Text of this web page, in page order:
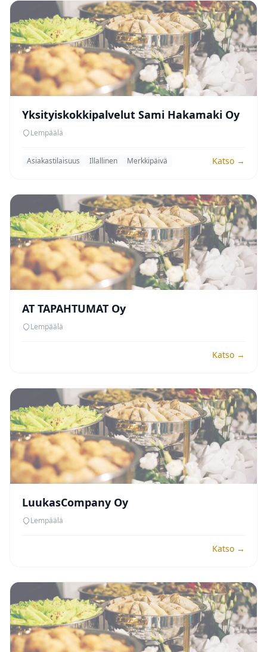
Yksityiskokkipalvelut Sami Hakamaki Oy
Lempäälä
Asiakastilaisuus Illallinen Merkkipäivä Katso →
AT TAPAHTUMAT Oy
Lempäälä
Katso →
LuukasCompany Oy
Lempäälä
Katso →